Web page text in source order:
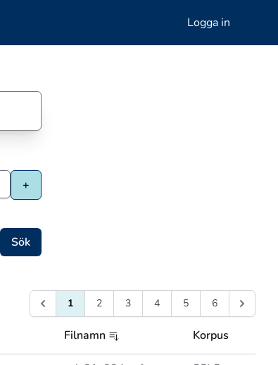
Logga in
1 2 3 4 5 6
Filnamn Korpus